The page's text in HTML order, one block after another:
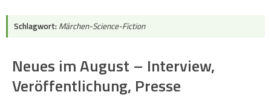
Schlagwort: Märchen-Science-Fiction
Neues im August – Interview,
Veröffentlichung, Presse